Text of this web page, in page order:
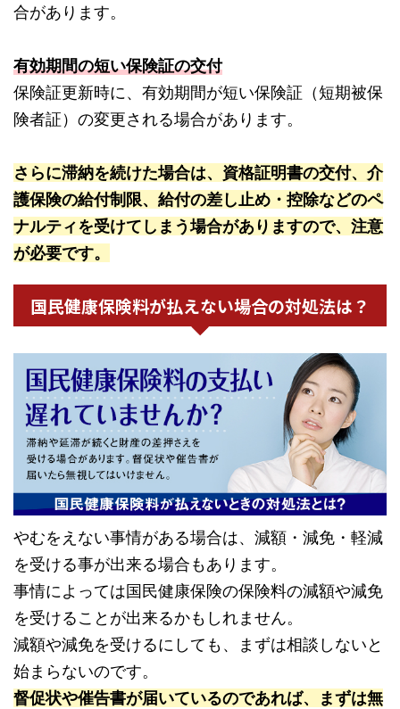
合があります。
有効期間の短い保険証の交付
保険証更新時に、有効期間が短い保険証（短期被保
険者証）の変更される場合があります。
さらに滞納を続けた場合は、資格証明書の交付、介
護保険の給付制限、給付の差し止め・控除などのペ
ナルティを受けてしまう場合がありますので、注意
が必要です。
国民健康保険料が払えない場合の対処法は？
やむをえない事情がある場合は、減額・減免・軽減
を受ける事が出来る場合もあります。
事情によっては国民健康保険の保険料の減額や減免
を受けることが出来るかもしれません。
減額や減免を受けるにしても、まずは相談しないと
始まらないのです。
督促状や催告書が届いているのであれば、まずは無